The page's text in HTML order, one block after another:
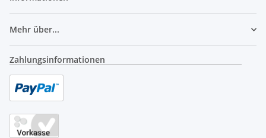
Mehr über...
Zahlungsinformationen